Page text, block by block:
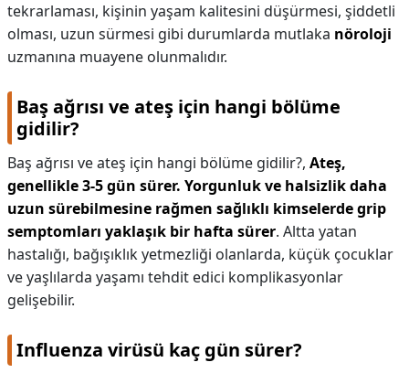
tekrarlaması, kişinin yaşam kalitesini düşürmesi, şiddetli
olması, uzun sürmesi gibi durumlarda mutlaka nöroloji
uzmanına muayene olunmalıdır.
Baş ağrısı ve ateş için hangi bölüme
gidilir?
Baş ağrısı ve ateş için hangi bölüme gidilir?, Ateş,
genellikle 3-5 gün sürer. Yorgunluk ve halsizlik daha
uzun sürebilmesine rağmen sağlıklı kimselerde grip
semptomları yaklaşık bir hafta sürer. Altta yatan
hastalığı, bağışıklık yetmezliği olanlarda, küçük çocuklar
ve yaşlılarda yaşamı tehdit edici komplikasyonlar
gelişebilir.
Influenza virüsü kaç gün sürer?